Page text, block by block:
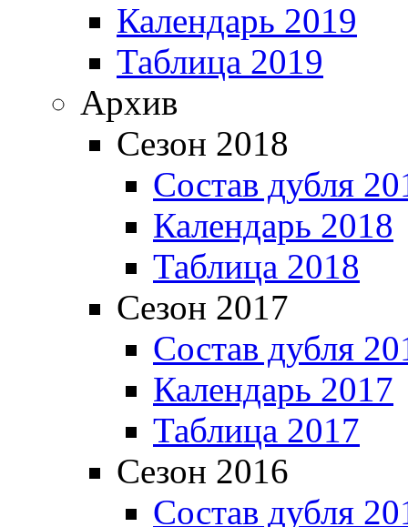
Календарь 2019
Таблица 2019
Архив
Сезон 2018
Состав дубля
Календарь 2018
Таблица 2018
Сезон 2017
Состав дубля
Календарь 2017
Таблица 2017
Сезон 2016
Состав дубля